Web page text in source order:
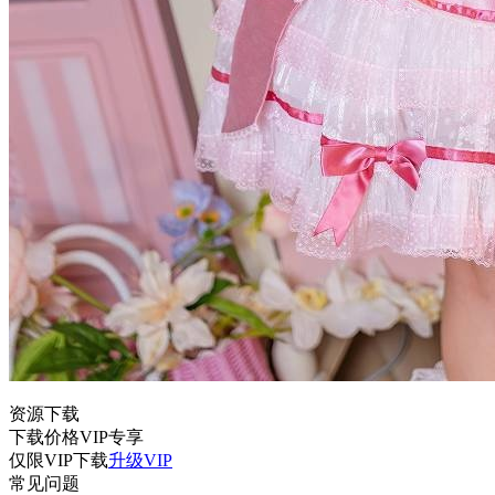
资源下载
下载价格VIP专享
仅限VIP下载升级VIP
常见问题